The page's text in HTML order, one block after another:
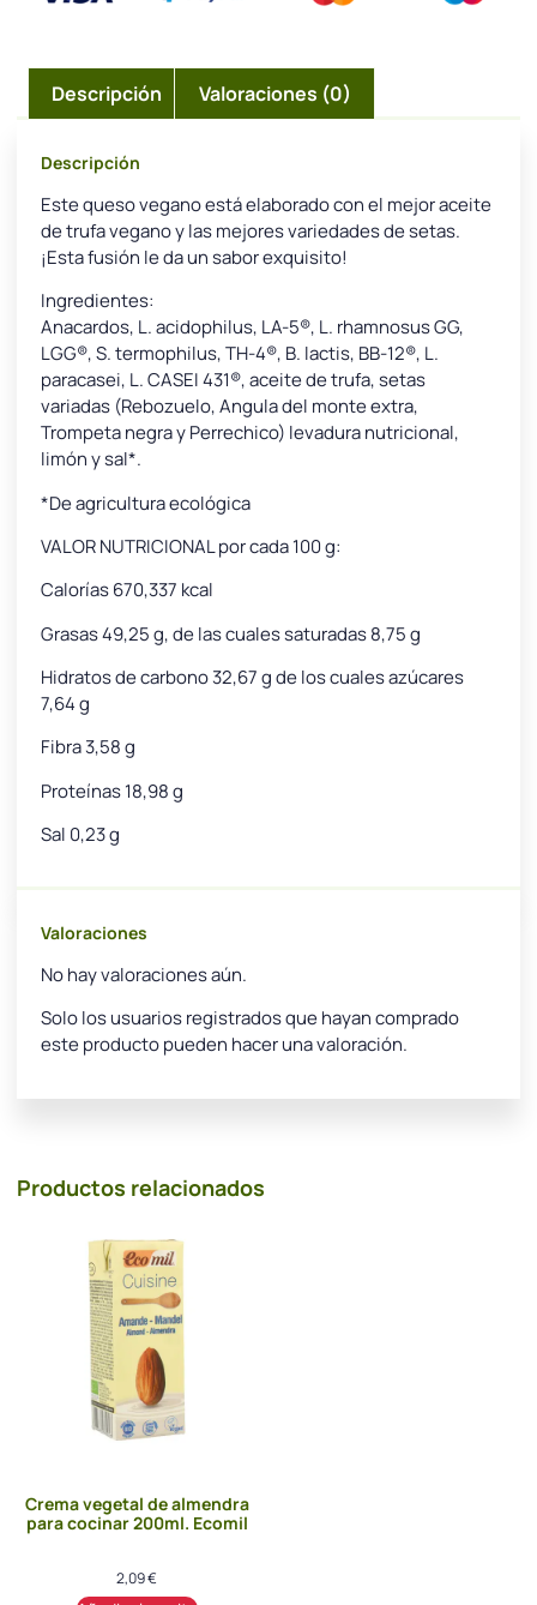
Descripción Valoraciones (0)
Descripción
Este queso vegano está elaborado con el mejor aceite
de trufa vegano y las mejores variedades de setas.
¡Esta fusión le da un sabor exquisito!
Ingredientes:
Anacardos, L. acidophilus, LA-5®, L. rhamnosus GG,
LGG®, S. termophilus, TH-4®, B. lactis, BB-12®, L.
paracasei, L. CASEI 431®, aceite de trufa, setas
variadas (Rebozuelo, Angula del monte extra,
Trompeta negra y Perrechico) levadura nutricional,
limón y sal*.
*De agricultura ecológica
VALOR NUTRICIONAL por cada 100 g:
Calorías 670,337 kcal
Grasas 49,25 g, de las cuales saturadas 8,75 g
Hidratos de carbono 32,67 g de los cuales azúcares
7,64 g
Fibra 3,58 g
Proteínas 18,98 g
Sal 0,23 g
Valoraciones
No hay valoraciones aún.
Solo los usuarios registrados que hayan comprado
este producto pueden hacer una valoración.
Productos relacionados
Crema vegetal de almendra
para cocinar 200ml. Ecomil
2,09€